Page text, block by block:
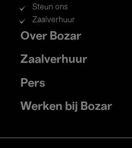
Steun ons
Zaalverhuur
Footer
menu
Over Bozar
Zaalverhuur
Pers
Werken bij Bozar